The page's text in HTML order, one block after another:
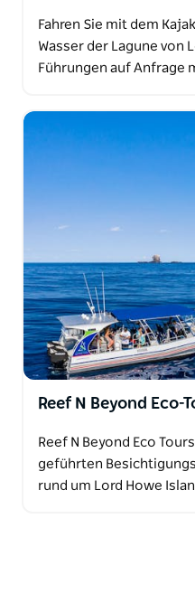
Fahren Sie mit dem
Wasser der Lagune von
Führungen auf Anfrage
Reef N Beyond Eco-
Reef N Beyond Eco
geführten
rund um Lord Howe